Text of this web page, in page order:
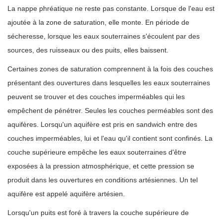
La nappe phréatique ne reste pas constante. Lorsque de l'eau est
ajoutée à la zone de saturation, elle monte. En période de
sécheresse, lorsque les eaux souterraines s'écoulent par des
sources, des ruisseaux ou des puits, elles baissent.
Certaines zones de saturation comprennent à la fois des couches
présentant des ouvertures dans lesquelles les eaux souterraines
peuvent se trouver et des couches imperméables qui les
empêchent de pénétrer. Seules les couches perméables sont des
aquifères. Lorsqu'un aquifère est pris en sandwich entre des
couches imperméables, lui et l'eau qu'il contient sont confinés. La
couche supérieure empêche les eaux souterraines d'être
exposées à la pression atmosphérique, et cette pression se
produit dans les ouvertures en conditions artésiennes. Un tel
aquifère est appelé aquifère artésien.
Lorsqu'un puits est foré à travers la couche supérieure de